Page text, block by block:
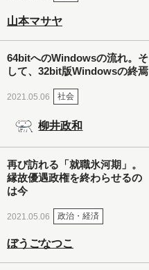
山本マサヤ
64bitへのWindowsの流れ。そ
して、32bit版Windowsの終焉
2021.05.06 社会
柳井政和
再び訪れる「就職氷河期」。
縁故優遇政権を終わらせるの
は今
2021.05.06 政治・経済
ぼうごなつこ